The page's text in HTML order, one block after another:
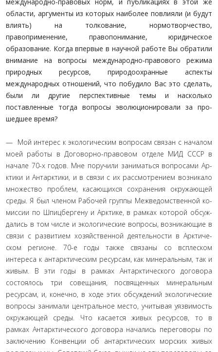
области, аргументы из которых наиболее повлияли (и будут
влиять) на толкование, нор­мотворчество,
правоприменение, правопонимание, юри­дическое
образование. Когда впервые в научной работе Вы обратили
внимание на вопросы международно-правового режима
природных ресурсов, природоохранные аспекты
международных отношений, что побудило Вас это сде­лать,
были ли другие перспективные темы и насколько
поставленные тогда вопросы эволюционировали за про­
шедшее время?
— Мой интерес к экологическим вопросам связан с на­чалом
моей работы в Договорно-правовом отделе МИД СССР в
начале 70-х годов. Мне поручили заниматься вопросами Ар­
ктики и Антарктики, и в связи с их рассмотрением возникало
множество проблем, касающихся сохранения окружающей
среды. Я был членом Рабочей группы Межведомственной ко­
миссии по Шпицбергену и Арктике, в рамках которой обсуж­
дались в том числе и экологические вопросы, возникающие в
связи с развитием хозяйственной деятельности в Арктиче­
ском регионе. 70-е годы также связаны со всплеском
интереса к антарктическим ресурсам, как минеральным, так и
живым. В эти годы в рамках Антарктического договора
состоялось три совещания, посвященных минеральным
ресурсам, и, конеч­но, в ходе этих обсуждений экологические
вопросы занимали центральное место, учитывая уязвимость
окружающей среды. Что касается живых ресурсов, то в
рамках Антарктического договора начались переговоры по
заключению Конвенции об антарктических морских живых